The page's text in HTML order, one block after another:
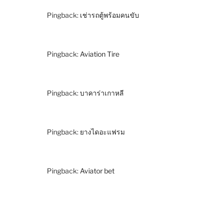
Pingback: เช่ารถตู้พร้อมคนขับ
Pingback: Aviation Tire
Pingback:บาคาร่าเกาหลี
Pingback: ยางไดอะแฟรม
Pingback: Aviator bet